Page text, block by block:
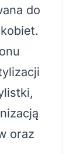
do
oraz